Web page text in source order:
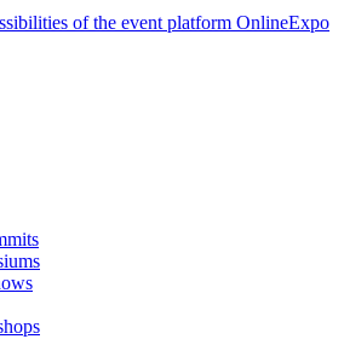
of the event platform OnlineExpo